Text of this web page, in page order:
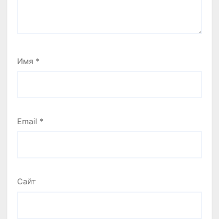
Имя *
Email *
Сайт